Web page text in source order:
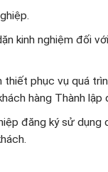
kinh nghiệm đối
phục vụ quá
hàng Thành lập
đăng ký sử